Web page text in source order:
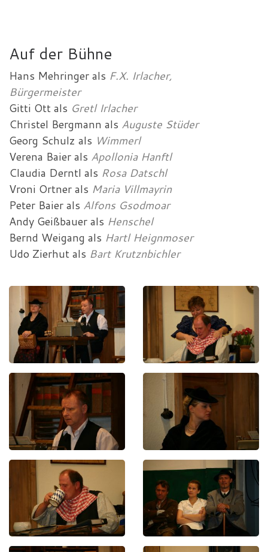
Auf der Bühne
Hans Mehringerals F.X. Irlacher,
Bürgermeister
Gitti Ottals Gretl Irlacher
Christel Bergmann als Auguste Stüder
Georg Schulz als Wimmerl
Verena Baierals Apollonia Hanftl
Claudia Derntl als Rosa Datschl
Vroni Ortnerals Maria Villmayrin
Peter Baierals Alfons Gsodmoar
Andy Geißbauerals Henschel
Bernd Weigang als Hartl Heignmoser
Udo Zierhutals Bart Krutznbichler